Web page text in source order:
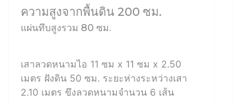
ความสูงจากพื้นดิน 200 ซม.
แผ่นทึบสูงรวม 80 ซม.
เสาลวดหนามไอ 11 ซม x 11 ซม x 2.50
เมตร ฝังดิน 50 ซม. ระยะห่างระหว่างเสา
2.10 เมตร ขึงลวดหนามจำนวน 6 เส้น